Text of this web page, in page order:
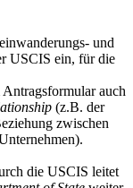
und
USCIS ein, für die
auch
(z.B. der
zwischen
die USCIS leitet